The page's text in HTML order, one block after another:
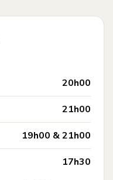
—
20h00
—
21h00
—
19h00 & 21h00
—
17h30